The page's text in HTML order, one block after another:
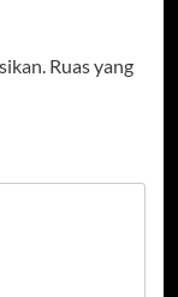
Ruas yang